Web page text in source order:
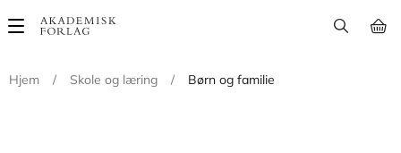
Main
Hjem
/ Skole og læring / Børn og familie